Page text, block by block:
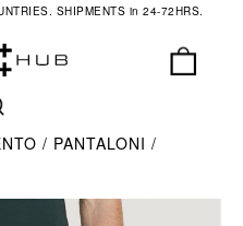
SHIPMENTS in 24-72HRS.
PANTALONI